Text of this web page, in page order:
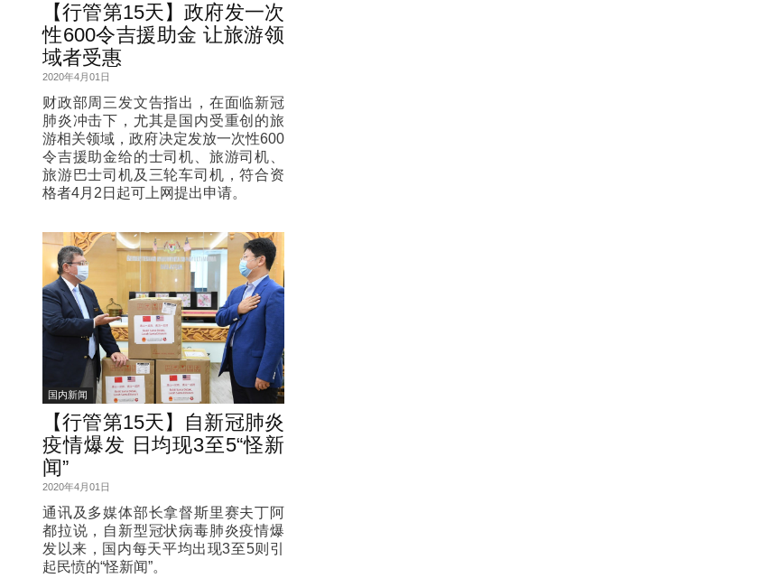
【行管第15天】政府发一次
性600令吉援助金 让旅游领
域者受惠
2020年4月01日
财政部周三发文告指出，在面临新冠
肺炎冲击下，尤其是国内受重创的旅
游相关领域，政府决定发放一次性600
令吉援助金给的士司机、旅游司机、
旅游巴士司机及三轮车司机，符合资
格者4月2日起可上网提出申请。
国内新闻
【行管第15天】自新冠肺炎
疫情爆发 日均现3至5“怪新
闻”
2020年4月01日
通讯及多媒体部长拿督斯里赛夫丁阿
都拉说，自新型冠状病毒肺炎疫情爆
发以来，国内每天平均出现3至5则引
起民愤的“怪新闻”。